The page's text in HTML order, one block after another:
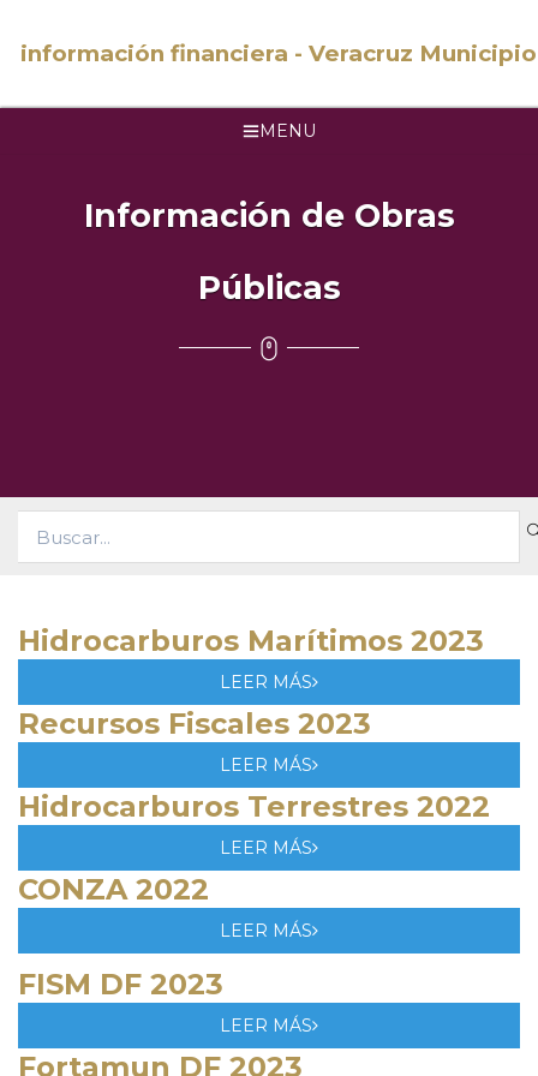
información financiera - Veracruz Municipio
MENU
Información de Obras
Públicas
Hidrocarburos Marítimos 2023
LEER MÁS
Recursos Fiscales 2023
LEER MÁS
Hidrocarburos Terrestres 2022
LEER MÁS
CONZA 2022
LEER MÁS
FISM DF 2023
LEER MÁS
Fortamun DF 2023